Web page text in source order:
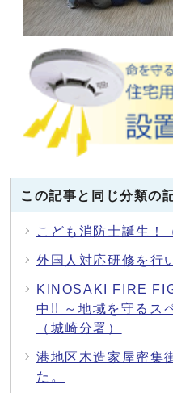
この記事と同じ分類の
こども消防士誕生！
外国人対応研修を行
KINOSAKI FIRE
中!! ～地域を守るス
（城崎分署）
港地区木造家屋密集
た。